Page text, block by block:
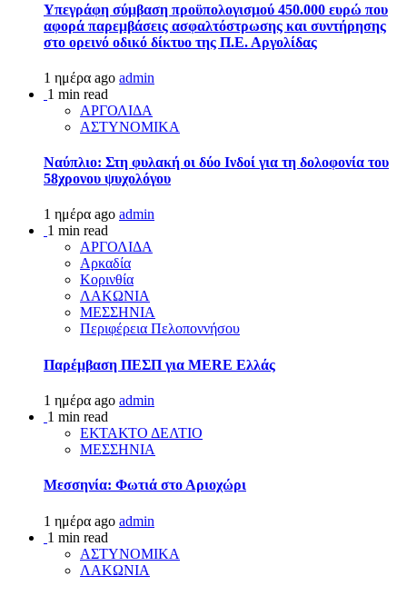
Υπεγράφη σύμβαση προϋπολογισμού 450.000 ευρώ που
αφορά παρεμβάσεις ασφαλτόστρωσης και συντήρησης
στο ορεινό οδικό δίκτυο της Π.Ε. Αργολίδας
1 ημέρα ago admin
1 min read
ΑΡΓΟΛΙΔΑ
ΑΣΤΥΝΟΜΙΚΑ
Ναύπλιο: Στη φυλακή οι δύο Ινδοί για τη δολοφονία του
58χρονου ψυχολόγου
1 ημέρα ago admin
1 min read
ΑΡΓΟΛΙΔΑ
Αρκαδία
Κορινθία
ΛΑΚΩΝΙΑ
ΜΕΣΣΗΝΙΑ
Περιφέρεια Πελοποννήσου
Παρέμβαση ΠΕΣΠ για MERE Ελλάς
1 ημέρα ago admin
1 min read
ΕΚΤΑΚΤΟ ΔΕΛΤΙΟ
ΜΕΣΣΗΝΙΑ
Μεσσηνία: Φωτιά στο Αριοχώρι
1 ημέρα ago admin
1 min read
ΑΣΤΥΝΟΜΙΚΑ
ΛΑΚΩΝΙΑ